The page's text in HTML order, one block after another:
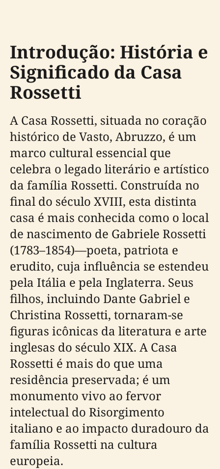
Introdução: História e
Significado da Casa
Rossetti
A Casa Rossetti, situada no coração
histórico de Vasto, Abruzzo, é um
marco cultural essencial que
celebra o legado literário e artístico
da família Rossetti. Construída no
final do século XVIII, esta distinta
casa é mais conhecida como o local
de nascimento de Gabriele Rossetti
(1783–1854)—poeta, patriota e
erudito, cuja influência se estendeu
pela Itália e pela Inglaterra. Seus
filhos, incluindo Dante Gabriel e
Christina Rossetti, tornaram-se
figuras icônicas da literatura e arte
inglesas do século XIX. A Casa
Rossetti é mais do que uma
residência preservada; é um
monumento vivo ao fervor
intelectual do Risorgimento
italiano e ao impacto duradouro da
família Rossetti na cultura
europeia.